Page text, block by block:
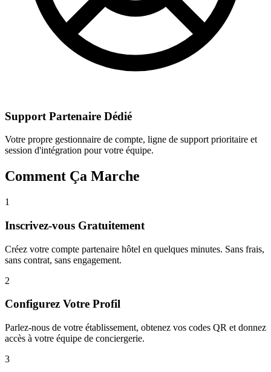
Support Partenaire Dédié
Votre propre gestionnaire de compte, ligne de support prioritaire et
session d'intégration pour votre équipe.
Comment Ça Marche
1
Inscrivez-vous Gratuitement
Créez votre compte partenaire hôtel en quelques minutes. Sans frais,
sans contrat, sans engagement.
2
Configurez Votre Profil
Parlez-nous de votre établissement, obtenez vos codes QR et donnez
accès à votre équipe de conciergerie.
3